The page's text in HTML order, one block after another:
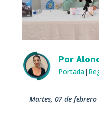
Por
Portada|
martes, 07 de